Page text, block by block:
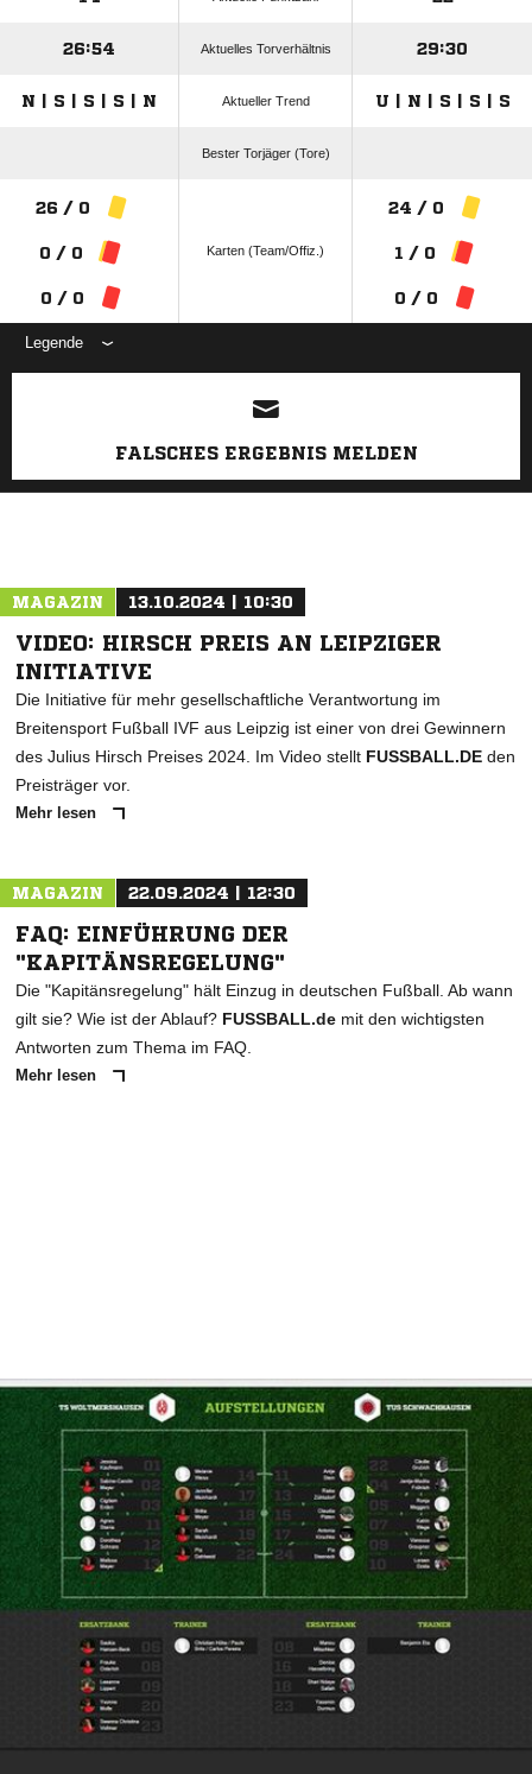
26:54 Aktuelles Torverhältnis 29:30
N | S | S | S | N Aktueller Trend U | N | S | S | S
Bester Torjäger (Tore)
26 / 0
0 / 0
0 / 0
Karten (Team/Offiz.)
24 / 0
1 / 0
0 / 0
Legende
ANZEIGE
FALSCHES ERGEBNIS MELDEN
MAGAZIN 13.10.2024 | 10:30
VIDEO: HIRSCH PREIS AN LEIPZIGER
INITIATIVE
Die Initiative für mehr gesellschaftliche Verantwortung im
Breitensport Fußball IVF aus Leipzig ist einer von drei Gewinnern
des Julius Hirsch Preises 2024. Im Video stellt FUSSBALL.DE den
Preisträger vor.
Mehr lesen
MAGAZIN 22.09.2024 | 12:30
FAQ: EINFÜHRUNG DER
"KAPITÄNSREGELUNG"
Die "Kapitänsregelung" hält Einzug in deutschen Fußball. Ab wann
gilt sie? Wie ist der Ablauf? FUSSBALL.de mit den wichtigsten
Antworten zum Thema im FAQ.
Mehr lesen